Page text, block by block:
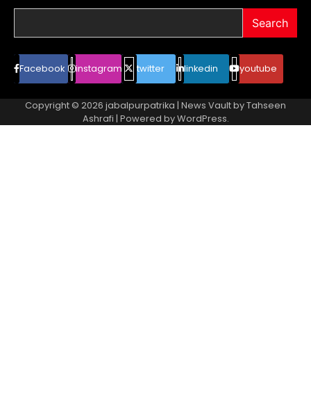
Search
Facebook instagram twitter linkedin youtube
Copyright © 2026 jabalpurpatrika | News Vault byTahseen
Ashrafi | Powered byWordPress.